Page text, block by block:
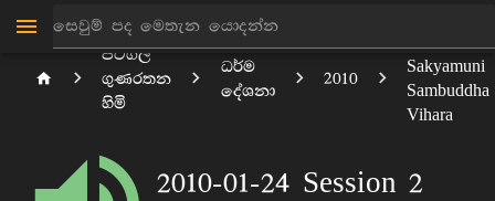
පිටිගල
ගුණරතන
හිමි
ධර්ම
දේශනා
2010
Sakyamuni
Sambuddha
Vihara
2010-01-24 Session 2